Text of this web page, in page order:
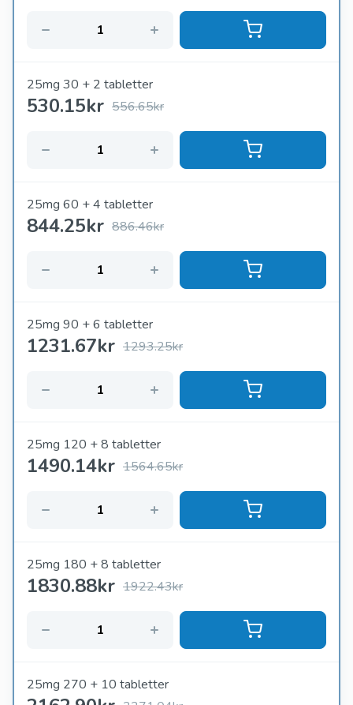
25mg 30 + 2 tabletter
530.15kr 556.65kr
25mg 60 + 4 tabletter
844.25kr 886.46kr
25mg 90 + 6 tabletter
1231.67kr 1293.25kr
25mg 120 + 8 tabletter
1490.14kr 1564.65kr
25mg 180 + 8 tabletter
1830.88kr 1922.43kr
25mg 270 + 10 tabletter